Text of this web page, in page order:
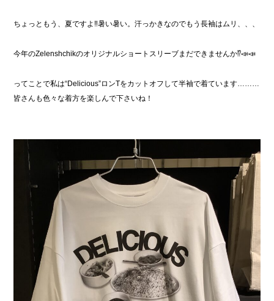
ちょっともう、夏ですよ‼︎暑い暑い。汗っかきなのでもう長袖はムリ、、、
今年のZelenshchikのオリジナルショートスリーブまだできませんか⁉︎📣📣
ってことで私は“Delicious”ロンTをカットオフして半袖で着ています………
皆さんも色々な着方を楽しんで下さいね！